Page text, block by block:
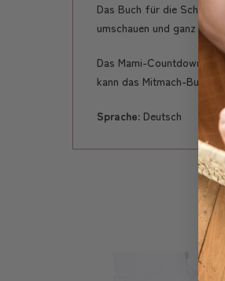
Das Buch für die
umschauen und ganz
Das Mami-Countdown-
kann das Mitmach-Buch
Sprache: Deutsch